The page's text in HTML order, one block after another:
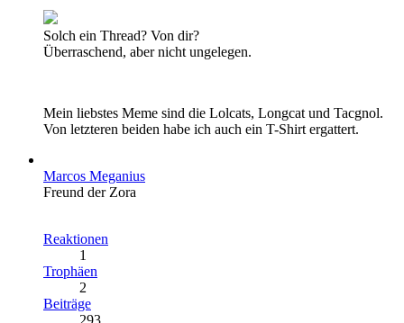
Solch ein Thread? Von dir?
Überraschend, aber nicht ungelegen.
Mein liebstes Meme sind die Lolcats, Longcat und Tacgnol.
Von letzteren beiden habe ich auch ein T-Shirt ergattert.
Marcos Meganius
Freund der Zora
Reaktionen
1
Trophäen
2
Beiträge
293